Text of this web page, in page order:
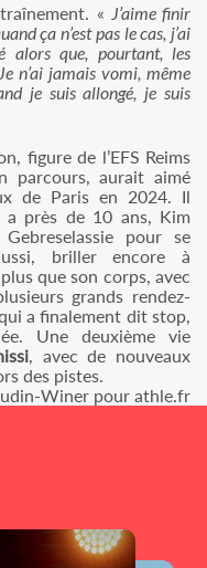
« J’aime finir
ça n’est pas le cas, j’ai
alors que, pourtant, les
n’ai jamais vomi, même
je suis allongé, je suis
figure de l’EFS Reims
parcours, aurait aimé
de Paris en 2024. Il
a près de 10 ans, Kim
pour se
briller encore à
que son corps, avec
grands rendez-
a finalement dit stop,
Une deuxième vie
, avec de nouveaux
des pistes.
Winer pour athle.fr